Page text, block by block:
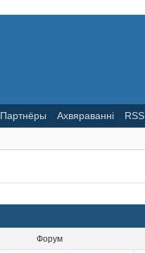
Партнёры Ахвяраванні RSS
Форум